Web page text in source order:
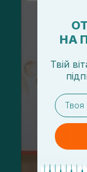
НА
Твій
email